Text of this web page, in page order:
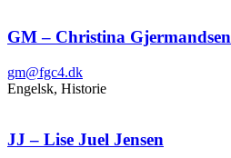
GM – Christina Gjermandsen
gm@fgc4.dk
Engelsk, Historie
JJ – Lise Juel Jensen